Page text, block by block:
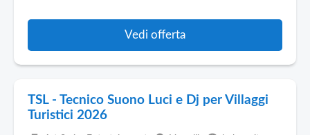
Vedi offerta
TSL - Tecnico Suono Luci e Dj per Villaggi
Turistici 2026